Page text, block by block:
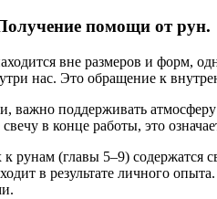
помощи от рун.
вне размеров и форм,
нас. Это обращение к
важно поддерживать
в конце работы, это
рунам (главы 5–9) содержатся
в результате личного